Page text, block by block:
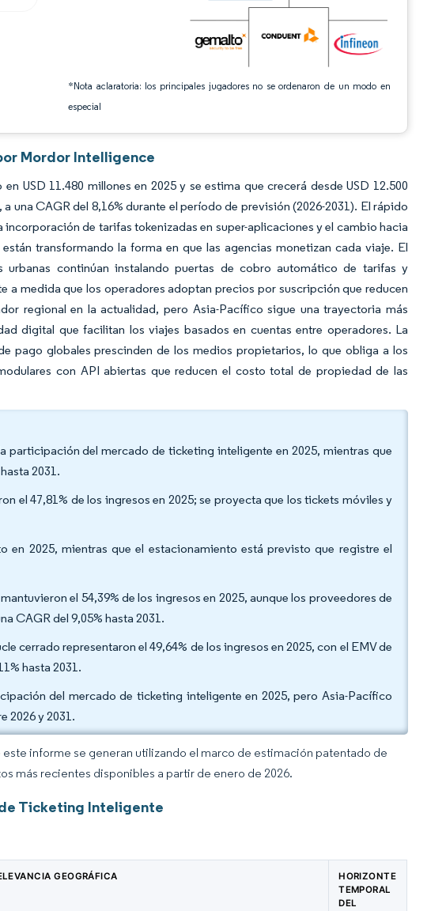
*Nota aclaratoria: los principales jugadores no se ordenaron de un modo en
especial
Mordor Intelligence
USD 11.480 millones en 2025 y se estima que crecerá desde USD 12.500
una CAGR del 8,16% durante el período de previsión (2026-2031). El rápido
de tarifas tokenizadas en super-aplicaciones y el cambio hacia
transformando la forma en que las agencias monetizan cada viaje. El
continúan instalando puertas de cobro automático de tarifas y
a medida que los operadores adoptan precios por suscripción que reducen
regional en la actualidad, pero Asia-Pacífico sigue una trayectoria más
digital que facilitan los viajes basados en cuentas entre operadores. La
pago globales prescinden de los medios propietarios, lo que obliga a los
con API abiertas que reducen el costo total de propiedad de las
participación del mercado de ticketing inteligente en 2025, mientras que
2031.
el 47,81% de los ingresos en 2025; se proyecta que los tickets móviles y
en 2025, mientras que el estacionamiento está previsto que registre el
el 54,39% de los ingresos en 2025, aunque los proveedores de
CAGR del 9,05% hasta 2031.
cerrado representaron el 49,64% de los ingresos en 2025, con el EMV de
hasta 2031.
del mercado de ticketing inteligente en 2025, pero Asia-Pacífico
2026 y 2031.
informe se generan utilizando el marco de estimación patentado de
más recientes disponibles a partir de enero de 2026.
Ticketing Inteligente
GEOGRÁFICA
HORIZONTE
TEMPORAL
DEL